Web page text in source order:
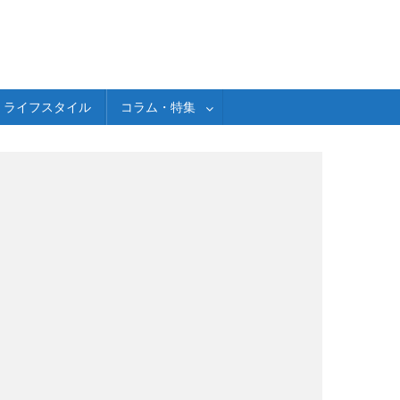
ライフスタイル コラム・特集